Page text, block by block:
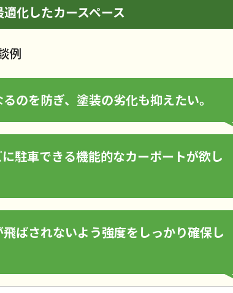
化したカースペース
例
のを防ぎ、塗装の劣化も抑えたい。
駐車できる機能的なカーポートが欲し
ばされないよう強度をしっかり確保し